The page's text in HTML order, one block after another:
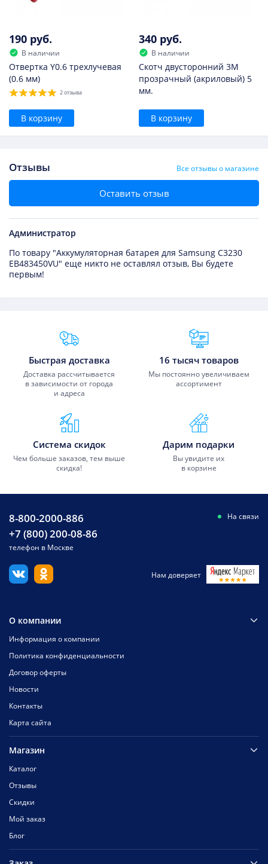
190 руб.
В наличии
Отвертка Y0.6 трехлучевая
(0.6 мм)
2 отзыва
В корзину
340 руб.
В наличии
Скотч двусторонний 3M
прозрачный (акриловый) 5
мм.
В корзину
Отзывы Все отзывы о магазине
Оставить отзыв
Администратор
По товару "Аккумуляторная батарея для Samsung C3230
EB483450VU" еще никто не оставлял отзыв, Вы будете
первым!
Преимущества Fixmobile
Быстрая доставка
Доставка рассчитывается
в зависимости от города
и адреса
16 тысяч товаров
Мы постоянно увеличиваем
ассортимент
Система скидок
Чем больше заказов, тем выше
скидка!
Дарим подарки
Вы увидите их
в корзине
8-800-2000-886
+7 (800) 200-08-86
телефон в Москве
На связи
Нам доверяет
О компании
Информация о компании
Политика конфиденциальности
Договор оферты
Новости
Контакты
Карта сайта
Магазин
Каталог
Отзывы
Скидки
Мой заказ
Блог